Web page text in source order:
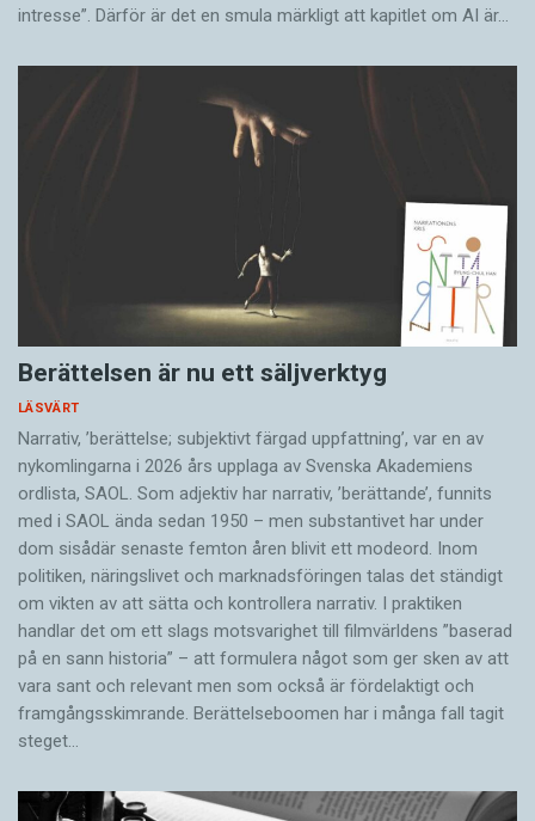
intresse”. Därför är det en smula märkligt att kapitlet om AI är…
Berättelsen är nu ett säljverktyg
LÄSVÄRT
Narrativ, ’berättelse; subjektivt färgad uppfattning’, var en av
nykomlingarna i 2026 års upplaga av Svenska Akademiens
ordlista, SAOL. Som adjektiv har narrativ, ’berättande’, funnits
med i SAOL ända sedan 1950 – men substantivet har under
dom sisådär senaste femton åren blivit ett modeord. Inom
politiken, näringslivet och marknadsföringen talas det ständigt
om vikten av att sätta och kontrollera narrativ. I praktiken
handlar det om ett slags motsvarighet till filmvärldens ”baserad
på en sann historia” – att formulera något som ger sken av att
vara sant och ­relevant men som också är fördelaktigt och
framgångsskimrande. Berättelseboomen har i många fall tagit
steget…